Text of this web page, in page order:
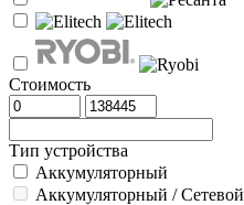
Стоимость
Тип устройства
Аккумуляторный
Аккумуляторный / Сетевой